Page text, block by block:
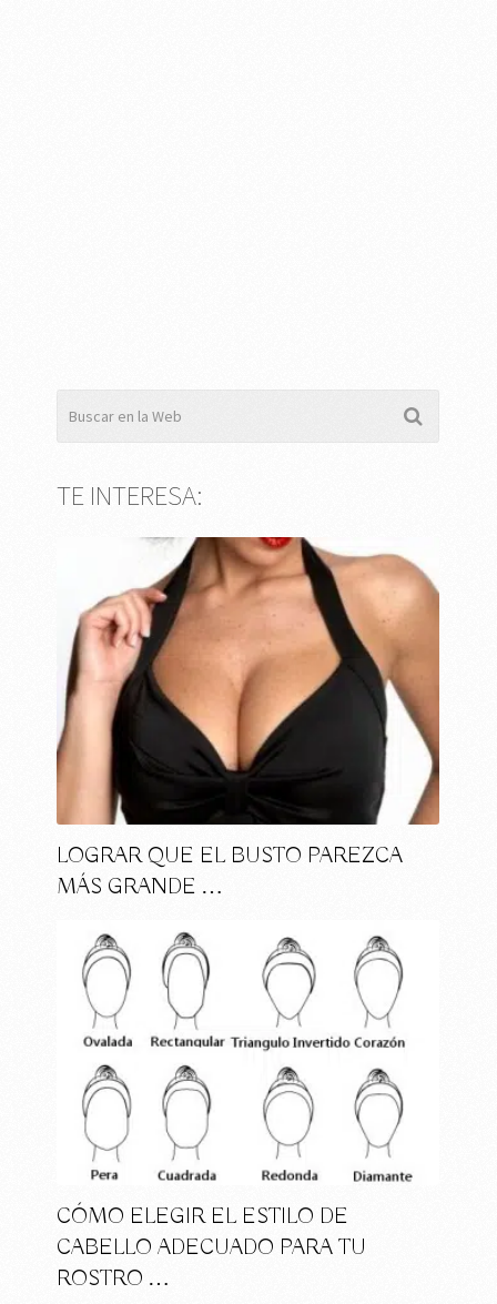
TE INTERESA:
LOGRAR QUE EL BUSTO PAREZCA
MÁS GRANDE …
CÓMO ELEGIR EL ESTILO DE
CABELLO ADECUADO PARA TU
ROSTRO …